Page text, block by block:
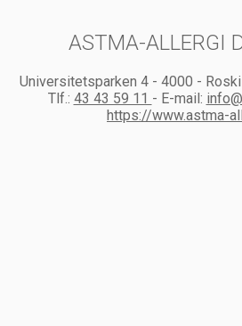
ASTMA-ALLERGI
Universitetsparken 4 - 4000 -
Tlf.: 43 43 59 11 - E-mail:
https://www.astma-